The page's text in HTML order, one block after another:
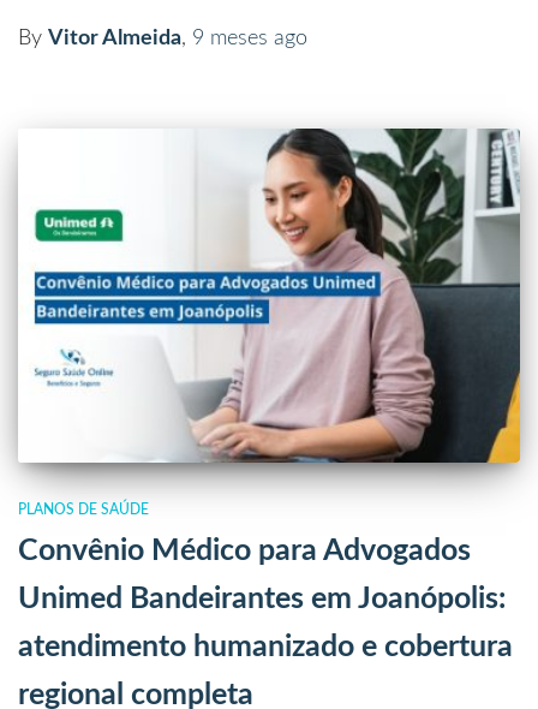
By Vitor Almeida, 9 meses ago
PLANOS DE SAÚDE
Convênio Médico para Advogados
Unimed Bandeirantes em Joanópolis:
atendimento humanizado e cobertura
regional completa